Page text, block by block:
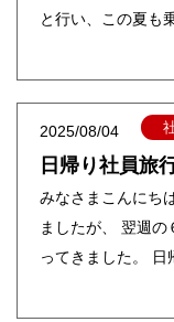
と行い、この夏も
2025/08/04
日帰り社員旅
みなさまこんにち
ましたが、 翌週
ってきました。 日